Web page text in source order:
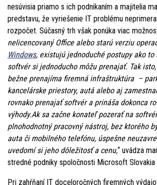
nesúvisia priamo s ich podnikaním a majitelia
predstavu, že vyriešenie IT problému
rozpočet. Súčasný trh však ponúka viac
nelicencovaný Office alebo starú verziu
Windows, existujú jednoduché postupy ako to
softvér si jednoducho môžu prenajať. Tak
bežne prenajíma firemná infraštruktúra –
kancelárske priestory, autá alebo aj
rovnako prenajať softvér a prináša dokonca
výhody.Ak sa začne konateľ pozerať na
plnohodnotný pracovný nástroj, bez ktorého
auta či mobilného telefónu, úspešne
uvedomí si jeho dôležitosť a cenu,“ uvádza
stredné podniky spoločnosti Microsoft Slovakia
Pri zahŕňaní IT doceloročných firemných